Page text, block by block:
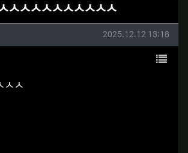
ㅅㅅㅅㅅㅅㅅㅅㅅㅅㅅ
작성일
2025.12.12 13:18
목록
ㅅㅅ